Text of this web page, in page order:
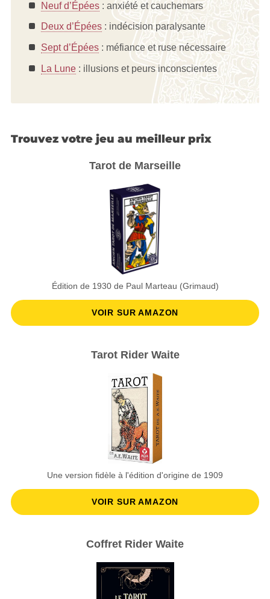
Neuf d’Épées : anxiété et cauchemars
Deux d’Épées : indécision paralysante
Sept d’Épées : méfiance et ruse nécessaire
La Lune : illusions et peurs inconscientes
Trouvez votre jeu au meilleur prix
Tarot de Marseille
Édition de 1930 de Paul Marteau (Grimaud)
VOIR SUR AMAZON
Tarot Rider Waite
Une version fidèle à l'édition d'origine de 1909
VOIR SUR AMAZON
Coffret Rider Waite